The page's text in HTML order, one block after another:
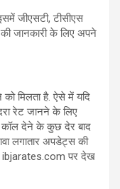
जीएसटी, टीसीएस
जानकारी के लिए अपने
मिलता है. ऐसे में यदि
रेट जानने के लिए
कॉल देने के कुछ देर बाद
लगातार अपडेट्स की
ibjarates.com पर देख